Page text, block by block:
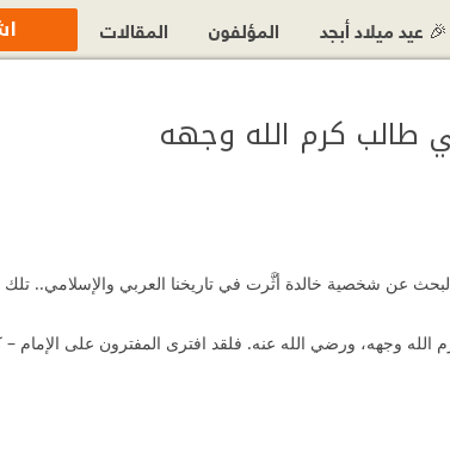
طالب كرم الله وجهه
البحث عن شخصية خالدة أثَّرت في تاريخنا العربي والإسلامي..
الله وجهه، ورضي الله عنه. فلقد افترى المفترون على الإمام
🎉 عيد ميلاد أبجد المؤلفون المقالات